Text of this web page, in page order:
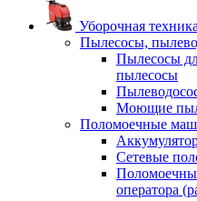
Уборочная
Пылесосы,
Пылесосы
пылесосы
Моющие
Поломоечные
Сетевые
оператора